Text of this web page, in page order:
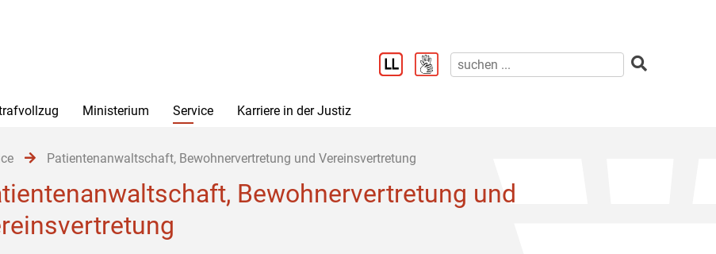
Ministerium Service Karriere in der Justiz
Patientenanwaltschaft, Bewohnervertretung und Vereinsvertretung
Bewohnervertretung und